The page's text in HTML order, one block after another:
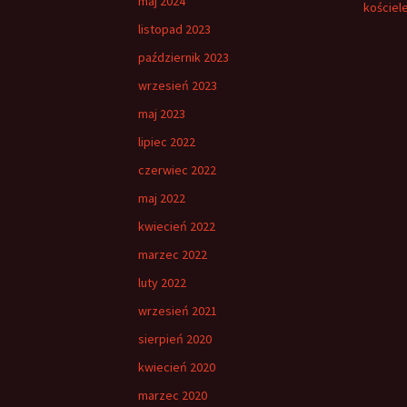
listopad 2023
październik 2023
wrzesień 2023
maj 2023
lipiec 2022
czerwiec 2022
maj 2022
kwiecień 2022
marzec 2022
luty 2022
wrzesień 2021
sierpień 2020
kwiecień 2020
marzec 2020